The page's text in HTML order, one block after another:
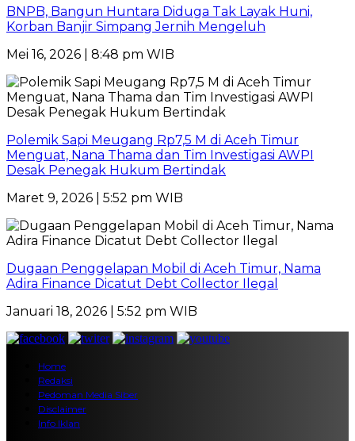
BNPB, Bangun Huntara Diduga Tak Layak Huni,
Korban Banjir Simpang Jernih Mengeluh
Mei 16, 2026 | 8:48 pm WIB
Polemik Sapi Meugang Rp7,5 M di Aceh Timur
Menguat, Nana Thama dan Tim Investigasi AWPI
Desak Penegak Hukum Bertindak
Maret 9, 2026 | 5:52 pm WIB
Dugaan Penggelapan Mobil di Aceh Timur, Nama
Adira Finance Dicatut Debt Collector Ilegal
Januari 18, 2026 | 5:52 pm WIB
Home
Redaksi
Pedoman Media Siber
Disclaimer
Info Iklan